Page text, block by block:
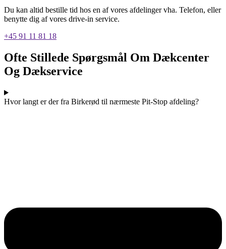
Du kan altid bestille tid hos en af vores afdelinger vha. Telefon, eller
benytte dig af vores drive-in service.
+45 91 11 81 18
Ofte Stillede Spørgsmål Om Dækcenter
Og Dækservice
Hvor langt er der fra Birkerød til nærmeste Pit-Stop afdeling?